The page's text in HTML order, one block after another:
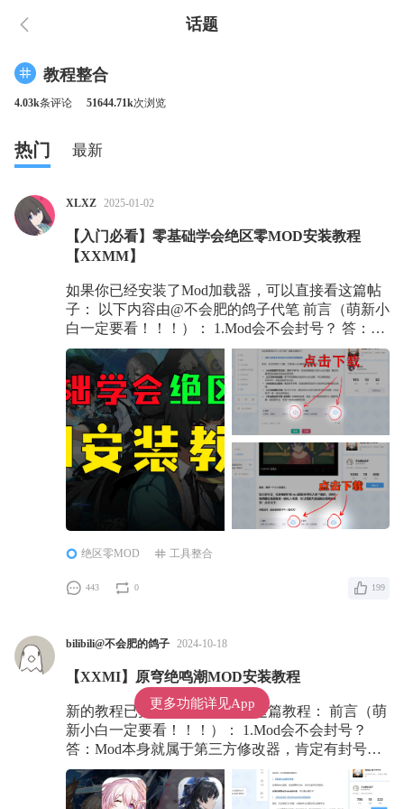
话题
教程整合
4.03k条评论 51644.71k次浏览
热门 最新
XLXZ 2025-01-02
【入门必看】零基础学会绝区零MOD安装教程
【XXMM】
如果你已经安装了Mod加载器，可以直接看这篇帖
子： 以下内容由@不会肥的鸽子代笔 前言（萌新小
白一定要看！！！）： 1.Mod会不会封号？ 答：
Mod本身就属于第三方修改器，肯定有封号风险，
只能说，封号概率很低，怕别用，用别怕，封别
闹。自己对自己的账号负责！！！
绝区零MOD 工具整合
443 0 199
bilibili@不会肥的鸽子 2024-10-18
【XXMI】原穹绝鸣潮MOD安装教程
新的教程已更新，建议大家看这篇教程： 前言（萌
新小白一定要看！！！）： 1.Mod会不会封号？
答：Mod本身就属于第三方修改器，肯定有封号风
险，只是通常情况下，游戏官方懒得管罢了。怕别
用，用别怕，封别闹。自己对自己的账号负
责！！！ 2.手机能不能玩？
更多功能详见App